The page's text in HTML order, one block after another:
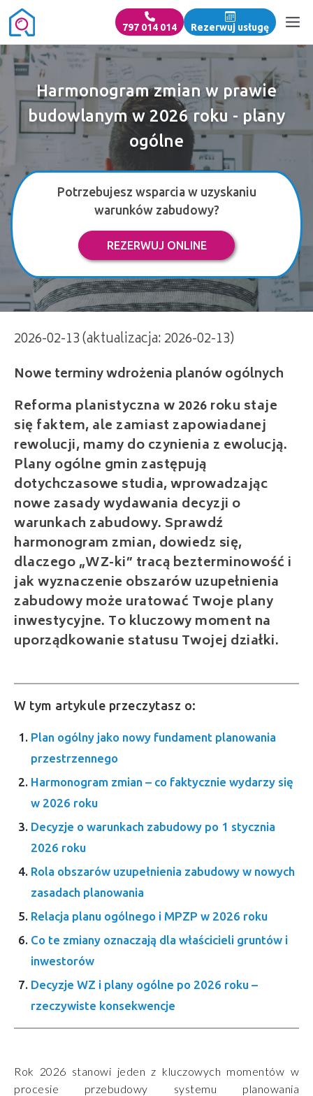
797 014 014 Rezerwuj usługę
Harmonogram zmian w prawie
budowlanym w 2026 roku - plany
ogólne
Potrzebujesz wsparcia w uzyskaniu
warunków zabudowy?
REZERWUJ ONLINE
2026-02-13 (aktualizacja: 2026-02-13)
Nowe terminy wdrożenia planów ogólnych
Reforma planistyczna w 2026 roku staje
się faktem, ale zamiast zapowiadanej
rewolucji, mamy do czynienia z ewolucją.
Plany ogólne gmin zastępują
dotychczasowe studia, wprowadzając
nowe zasady wydawania decyzji o
warunkach zabudowy. Sprawdź
harmonogram zmian, dowiedz się,
dlaczego „WZ-ki” tracą bezterminowość i
jak wyznaczenie obszarów uzupełnienia
zabudowy może uratować Twoje plany
inwestycyjne. To kluczowy moment na
uporządkowanie statusu Twojej działki.
W tym artykule przeczytasz o:
Plan ogólny jako nowy fundament planowania
przestrzennego
Harmonogram zmian – co faktycznie wydarzy się
w 2026 roku
Decyzje o warunkach zabudowy po 1 stycznia
2026 roku
Rola obszarów uzupełnienia zabudowy w nowych
zasadach planowania
Relacja planu ogólnego i MPZP w 2026 roku
Co te zmiany oznaczają dla właścicieli gruntów i
inwestorów
Decyzje WZ i plany ogólne po 2026 roku –
rzeczywiste konsekwencje
Rok 2026 stanowi jeden z kluczowych momentów w
procesie przebudowy systemu planowania